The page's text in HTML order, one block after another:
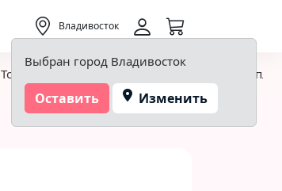
Владивосток
Выбран город Владивосток
Оставить Изменить
Товары для творчества и хобби Детская